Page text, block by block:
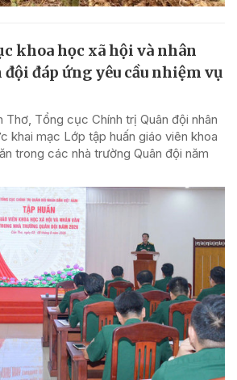
khoa học xã hội và nhân
đáp ứng yêu cầu nhiệm vụ
Thơ, Tổng cục Chính trị Quân đội nhân
khai mạc Lớp tập huấn giáo viên khoa
trong các nhà trường Quân đội năm